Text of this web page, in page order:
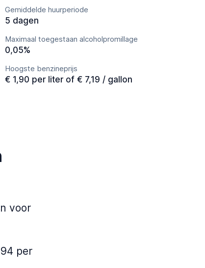
Gemiddelde huurperiode
5 dagen
Maximaal toegestaan alcoholpromillage
0,05%
Hoogste benzineprijs
€ 1,90 per liter of € 7,19 / gallon
voor
per